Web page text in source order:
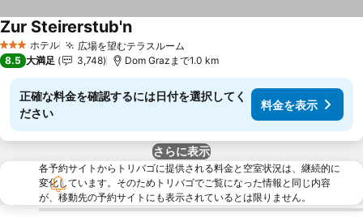
3 ホテルのランク
ホテル 広場を望むテラスルーム
Zur Steirerstub'n
8.5 大満足 3,748 Dom Grazまで1.0 km
正確な料金を確認するには日付を選択してく
ださい
料金を表示
さらに表示
各予約サイトからトリバゴに提供される料金と空室状況は、継続的に
変化しています。そのためトリバゴでご覧になった情報と同じ内容
が、移動先の予約サイトにも表示されているとは限りません。